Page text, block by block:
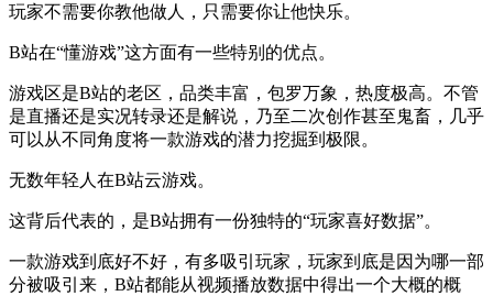
玩家不需要你教他做人，只需要你让他快乐。
B站在“懂游戏”这方面有一些特别的优点。
游戏区是B站的老区，品类丰富，包罗万象，热度极高。不管
是直播还是实况转录还是解说，乃至二次创作甚至鬼畜，几乎
可以从不同角度将一款游戏的潜力挖掘到极限。
无数年轻人在B站云游戏。
这背后代表的，是B站拥有一份独特的“玩家喜好数据”。
一款游戏到底好不好，有多吸引玩家，玩家到底是因为哪一部
分被吸引来，B站都能从视频播放数据中得出一个大概的概